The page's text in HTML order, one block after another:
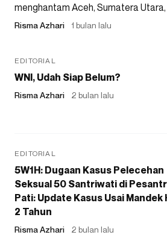
menghantam Aceh, Sumatera
Risma Azhari 1 bulan lalu
EDITORIAL
WNI, Udah Siap Belum?
Risma Azhari 2 bulan lalu
EDITORIAL
5W1H: Dugaan Kasus Pelecehan
Seksual 50 Santriwati di
Pati: Update Kasus Usai Mandek
2 Tahun
Risma Azhari 2 bulan lalu